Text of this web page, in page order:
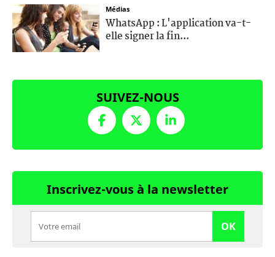
Médias
WhatsApp : L'application va-t-
elle signer la fin...
SUIVEZ-NOUS
Inscrivez-vous à la newsletter
OK